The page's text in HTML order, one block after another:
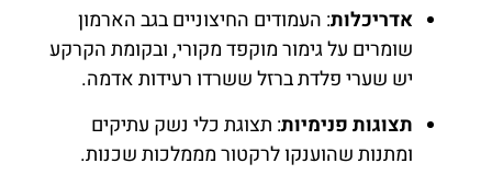
אדריכלות: העמודים החיצוניים בגב הארמון
שומרים על גימור מוקפד מקורי, ובקומת הקרקע
יש שערי פלדת ברזל ששרדו רעידות אדמה.
תצוגות פנימיות: תצוגת כלי נשק עתיקים
ומתנות שהוענקו לרקטור מממלכות שכנות.